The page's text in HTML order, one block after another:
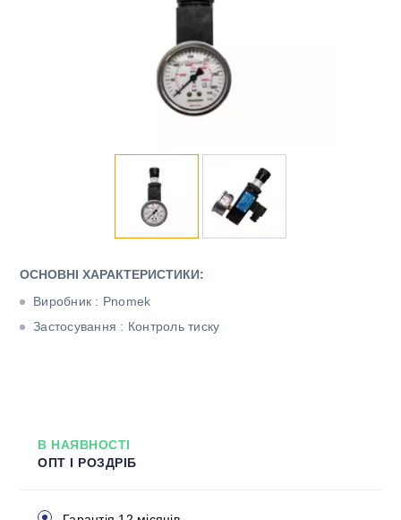
ОСНОВНІ ХАРАКТЕРИСТИКИ:
Виробник : Pnomek
Застосування : Контроль тиску
В НАЯВНОСТІ
ОПТ І РОЗДРІБ